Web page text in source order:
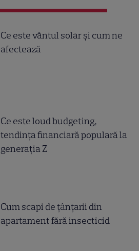
Ce este vântul solar și cum ne
afectează
Ce este loud budgeting,
tendința financiară populară la
generația Z
Cum scapi de țânțarii din
apartament fără insecticid